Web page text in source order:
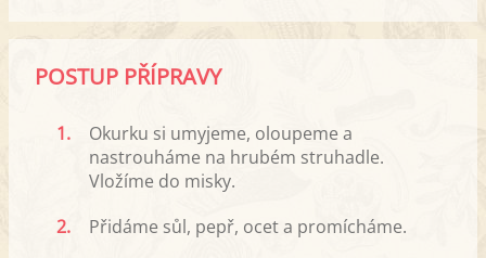
POSTUP PŘÍPRAVY
1.
Okurku si umyjeme, oloupeme a
nastrouháme na hrubém struhadle.
Vložíme do misky.
2.
Přidáme sůl, pepř, ocet a promícháme.